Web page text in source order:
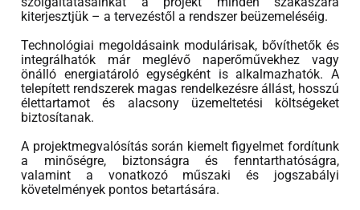
kiterjesztjük – a tervezéstől a rendszer beüzemeléséig.
Technológiai megoldásaink modulárisak, bővíthetők és
integrálhatók már meglévő naperőművekhez vagy
önálló energiatároló egységként is alkalmazhatók. A
telepített rendszerek magas rendelkezésre állást, hosszú
élettartamot és alacsony üzemeltetési költségeket
biztosítanak.
A projektmegvalósítás során kiemelt figyelmet fordítunk
a minőségre, biztonságra és fenntarthatóságra,
valamint a vonatkozó műszaki és jogszabályi
követelmények pontos betartására.